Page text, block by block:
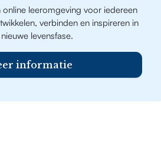
leeromgeving voor iedereen
verbinden en inspireren in
levensfase.
informatie